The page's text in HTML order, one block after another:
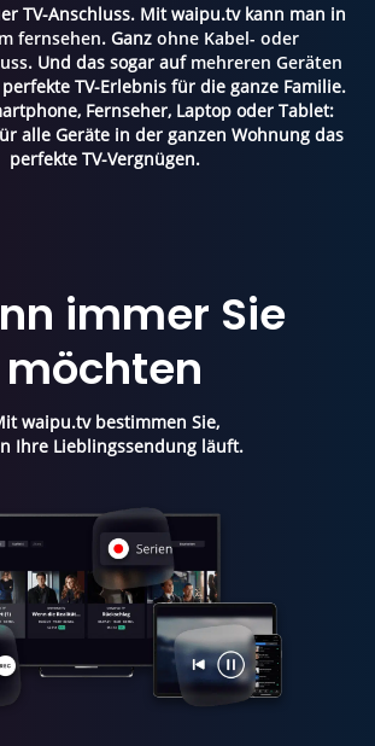
TV-Anschluss. Mit waipu.tv kann man in
fernsehen. Ganz ohne Kabel- oder
. Und das sogar auf mehreren Geräten
TV-Erlebnis für die ganze Familie.
Fernseher, Laptop oder Tablet:
alle Geräte in der ganzen Wohnung das
perfekte TV-Vergnügen.
immer Sie
möchten
waipu.tv bestimmen Sie,
Ihre Lieblingssendung läuft.